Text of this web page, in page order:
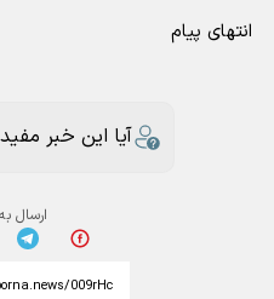
انتهای پیام
آیا این خبر
ارسال